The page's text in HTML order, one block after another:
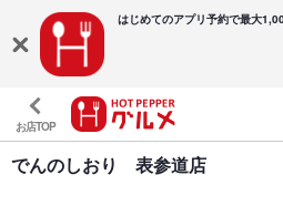
はじめてのアプリ予約で最大
お店TOP
でんのしおり 表参道店